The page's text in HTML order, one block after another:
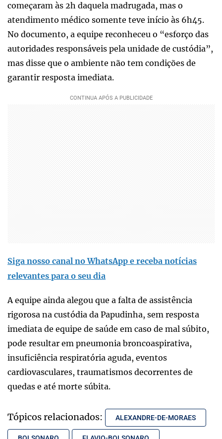
começaram às 2h daquela madrugada, mas o
atendimento médico somente teve início às 6h45.
No documento, a equipe reconheceu o “esforço das
autoridades responsáveis pela unidade de custódia”,
mas disse que o ambiente não tem condições de
garantir resposta imediata.
Siga nosso canal no WhatsApp e receba notícias
relevantes para o seu dia
A equipe ainda alegou que a falta de assistência
rigorosa na custódia da Papudinha, sem resposta
imediata de equipe de saúde em caso de mal súbito,
pode resultar em pneumonia broncoaspirativa,
insuficiência respiratória aguda, eventos
cardiovasculares, traumatismos decorrentes de
quedas e até morte súbita.
Tópicos relacionados: ALEXANDRE-DE-MORAES